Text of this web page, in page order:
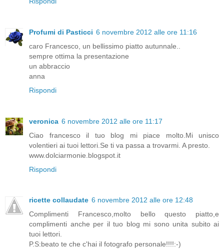
Profumi di Pasticci 6 novembre 2012 alle ore 11:16
caro Francesco, un bellissimo piatto autunnale..
sempre ottima la presentazione
un abbraccio
anna
Rispondi
veronica 6 novembre 2012 alle ore 11:17
Ciao francesco il tuo blog mi piace molto.Mi unisco
volentieri ai tuoi lettori.Se ti va passa a trovarmi. A presto.
www.dolciarmonie.blogspot.it
Rispondi
ricette collaudate 6 novembre 2012 alle ore 12:48
Complimenti Francesco,molto bello questo piatto,e
complimenti anche per il tuo blog mi sono unita subito ai
tuoi lettori.
P.S:beato te che c'hai il fotografo personale!!!!:-)